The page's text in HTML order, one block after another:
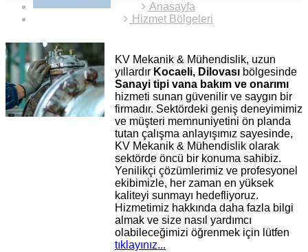
Anasayfa
Hizmet Bölgeleri
KV Mekanik & Mühendislik, uzun
yıllardır Kocaeli, Dilovası bölgesinde
Sanayi tipi vana bakım ve onarımı
hizmeti sunan güvenilir ve saygın bir
firmadır. Sektördeki geniş deneyimimiz
ve müşteri memnuniyetini ön planda
tutan çalışma anlayışımız sayesinde,
KV Mekanik & Mühendislik olarak
sektörde öncü bir konuma sahibiz.
Yenilikçi çözümlerimiz ve profesyonel
ekibimizle, her zaman en yüksek
kaliteyi sunmayı hedefliyoruz.
Hizmetimiz hakkında daha fazla bilgi
almak ve size nasıl yardımcı
olabileceğimizi öğrenmek için lütfen
tıklayınız...